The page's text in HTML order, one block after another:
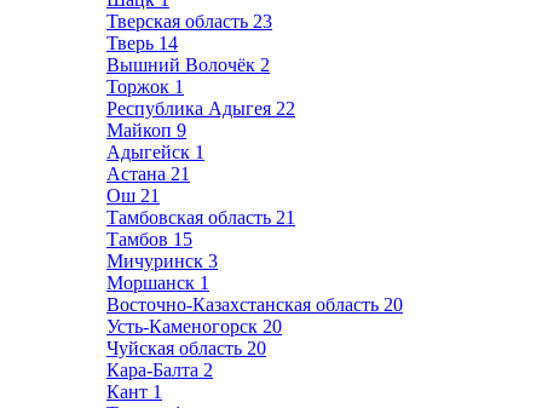
Тверская область 23
Тверь 14
Вышний Волочёк 2
Торжок 1
Республика Адыгея 22
Майкоп 9
Адыгейск 1
Астана 21
Ош 21
Тамбовская область 21
Тамбов 15
Мичуринск 3
Моршанск 1
Восточно-Казахстанская область 20
Усть-Каменогорск 20
Чуйская область 20
Кара-Балта 2
Кант 1